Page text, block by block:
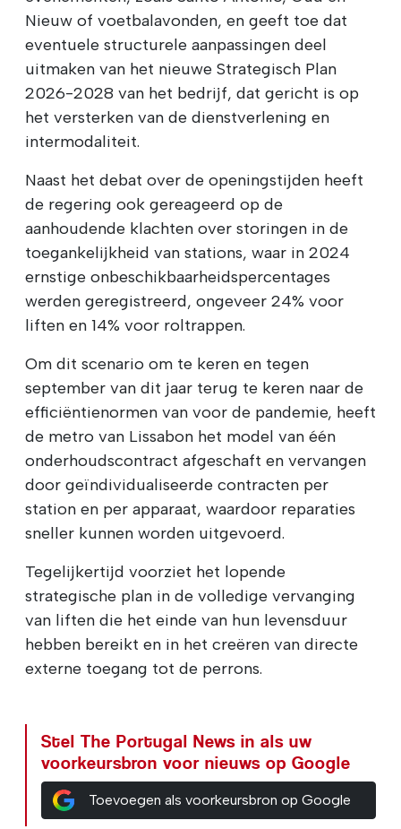
Nieuw of voetbalavonden, en geeft toe dat
eventuele structurele aanpassingen deel
uitmaken van het nieuwe Strategisch Plan
2026-2028 van het bedrijf, dat gericht is op
het versterken van de dienstverlening en
intermodaliteit.
Naast het debat over de openingstijden heeft
de regering ook gereageerd op de
aanhoudende klachten over storingen in de
toegankelijkheid van stations, waar in 2024
ernstige onbeschikbaarheidspercentages
werden geregistreerd, ongeveer 24% voor
liften en 14% voor roltrappen.
Om dit scenario om te keren en tegen
september van dit jaar terug te keren naar de
efficiëntienormen van voor de pandemie, heeft
de metro van Lissabon het model van één
onderhoudscontract afgeschaft en vervangen
door geïndividualiseerde contracten per
station en per apparaat, waardoor reparaties
sneller kunnen worden uitgevoerd.
Tegelijkertijd voorziet het lopende
strategische plan in de volledige vervanging
van liften die het einde van hun levensduur
hebben bereikt en in het creëren van directe
externe toegang tot de perrons.
Stel The Portugal News in als uw
voorkeursbron voor nieuws op Google
Toevoegen als voorkeursbron op Google